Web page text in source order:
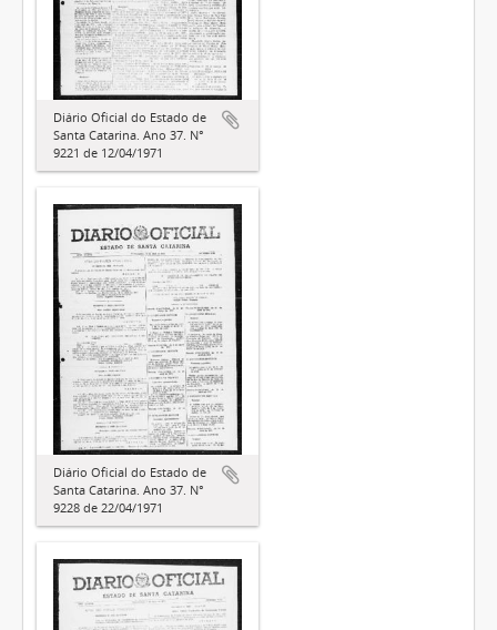
Diário Oficial do Estado de
Santa Catarina. Ano 37. N°
9221 de 12/04/1971
Diário Oficial do Estado de
Santa Catarina. Ano 37. N°
9228 de 22/04/1971